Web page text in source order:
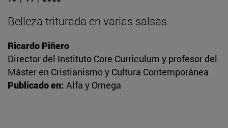
Belleza triturada en varias salsas
Ricardo Piñero
Director del Instituto Core Curriculum y profesor del
Máster en Cristianismo y Cultura Contemporánea
Publicado en: Alfa y Omega